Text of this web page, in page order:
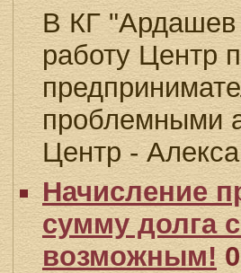
В КГ "Ардашев
работу Центр
проблемными
Центр -
Начисление
сумму долга
возможным!